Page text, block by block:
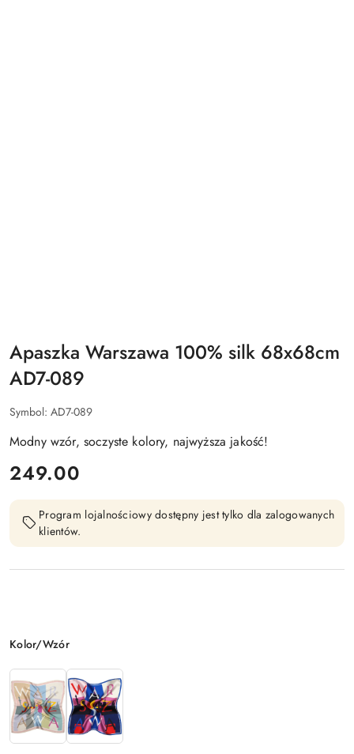
Apaszka Warszawa 100% silk 68x68cm
AD7-089
Symbol: AD7-089
Modny wzór, soczyste kolory, najwyższa jakość!
cena:
249.00
Program lojalnościowy dostępny jest tylko dla zalogowanych
klientów.
Wariant
Kolor/Wzór